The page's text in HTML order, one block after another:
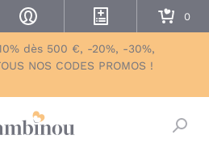
dès 500 €, -20%, -30%,
NOS CODES PROMOS !